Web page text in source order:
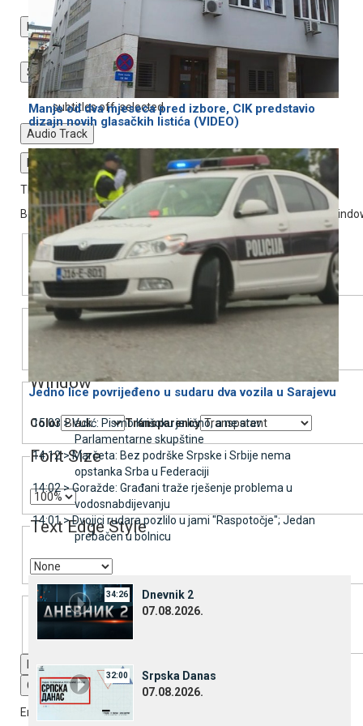
Descriptions
descriptions off, selected
Subtitles
subtitles settings , opens subtitles settings dialog
subtitles off, selected
Audio Track
Fullscreen
This is a modal window.
Beginning of dialog window. Escape will cancel and close the
Text
Color Transparency
Background
Transparency
Window
Color Transparency
Font Size
Text Edge Style
Font Family
Resetrestore all settings to the default values
Close Modal Dialog
End of dialog window.
Manje od dva mjeseca pred izbore, CIK predstavio
dizajn novih glasačkih listića (VIDEO)
Јedno lice povrijeđeno u sudaru dva vozila u Sarajevu
15:03 >Vulić: Pismo Krišoku je lično, a ne stav
Parlamentarne skupštine
14:12 >Marčeta: Bez podrške Srpske i Srbije nema
opstanka Srba u Federaciji
14:02 >Goražde: Građani traže rješenje problema u
vodosnabdijevanju
14:01 >Dvojici rudara pozlilo u jami "Raspotočje"; Јedan
prebačen u bolnicu
34:26
Dnevnik 2
07.08.2026.
32:00
Srpska Danas
07.08.2026.